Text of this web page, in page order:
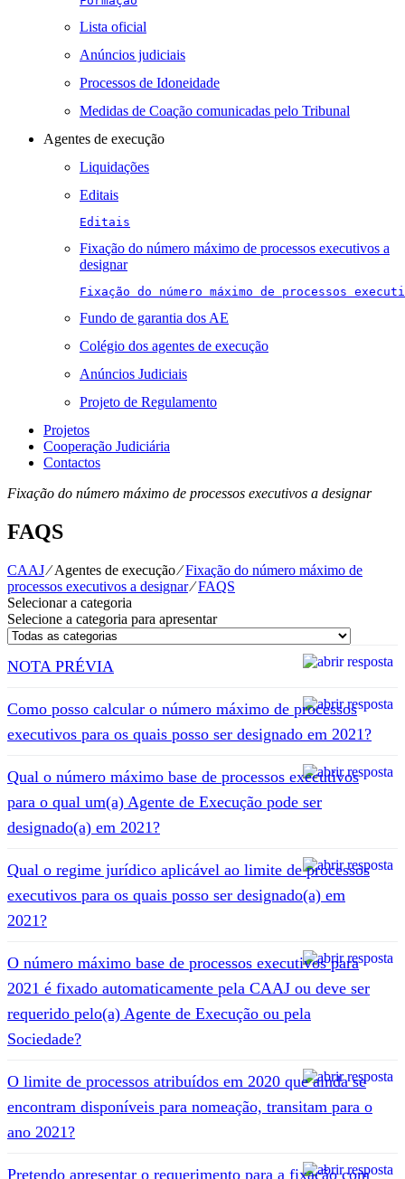
Lista oficial
Anúncios judiciais
Processos de Idoneidade
Medidas de Coação comunicadas pelo Tribunal
Agentes de execução
Liquidações
Editais
Editais
Fixação do número máximo de processos executivos a
designar
Fixação do número máximo de processos
Fundo de garantia dos AE
Colégio dos agentes de execução
Anúncios Judiciais
Projeto de Regulamento
Projetos
Cooperação Judiciária
Contactos
Fixação do número máximo de processos executivos a designar
FAQS
CAAJ⁄Agentes de execução⁄Fixação do número máximo de
processos executivos a designar⁄FAQS
Selecionar a categoria
Selecione a categoria para apresentar
NOTA PRÉVIA
Como posso calcular o número máximo de processos
executivos para os quais posso ser designado em 2021?
Qual o número máximo base de processos executivos
para o qual um(a) Agente de Execução pode ser
designado(a) em 2021?
Qual o regime jurídico aplicável ao limite de processos
executivos para os quais posso ser designado(a) em
2021?
O número máximo base de processos executivos para
2021 é fixado automaticamente pela CAAJ ou deve ser
requerido pelo(a) Agente de Execução ou pela
Sociedade?
O limite de processos atribuídos em 2020 que ainda se
encontram disponíveis para nomeação, transitam para o
ano 2021?
Pretendo apresentar o requerimento para a fixação com